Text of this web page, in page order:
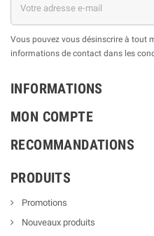
Vous pouvez vous désinscrire à tout
informations de contact dans les
INFORMATIONS
MON COMPTE
RECOMMANDATIONS
PRODUITS
Promotions
Nouveaux produits